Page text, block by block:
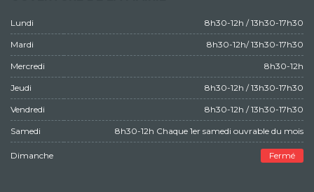
Lundi 8h30-12h / 13h30-17h30
Mardi 8h30-12h/ 13h30-17h30
Mercredi 8h30-12h
Jeudi 8h30-12h / 13h30-17h30
Vendredi 8h30-12h / 13h30-17h30
Samedi 8h30-12h Chaque 1er samedi ouvrable du mois
Dimanche Fermé